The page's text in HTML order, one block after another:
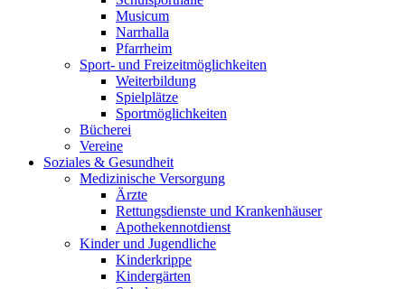
Musicum
Narrhalla
Pfarrheim
Sport- und Freizeitmöglichkeiten
Weiterbildung
Spielplätze
Sportmöglichkeiten
Bücherei
Vereine
Soziales & Gesundheit
Medizinische Versorgung
Ärzte
Rettungsdienste und Krankenhäuser
Apothekennotdienst
Kinder und Jugendliche
Kinderkrippe
Kindergärten